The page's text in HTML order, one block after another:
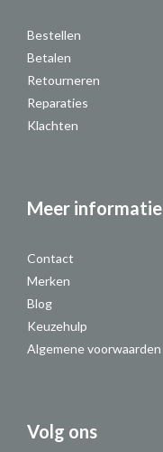
Bestellen
Betalen
Retourneren
Reparaties
Klachten
Meer informatie
Contact
Merken
Blog
Keuzehulp
Algemene voorwaarden
Volg ons